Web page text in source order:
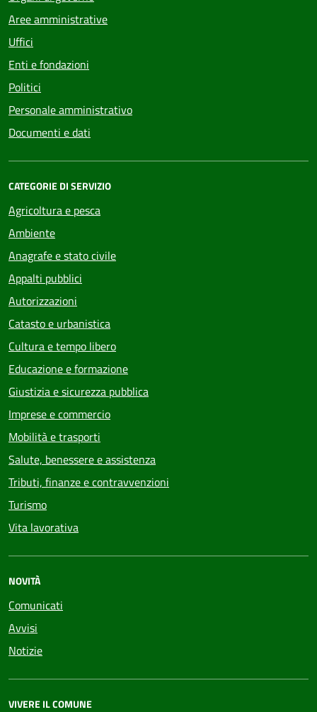
Aree amministrative
Uffici
Enti e fondazioni
Politici
Personale amministrativo
Documenti e dati
CATEGORIE DI SERVIZIO
Agricoltura e pesca
Ambiente
Anagrafe e stato civile
Appalti pubblici
Autorizzazioni
Catasto e urbanistica
Cultura e tempo libero
Educazione e formazione
Giustizia e sicurezza pubblica
Imprese e commercio
Mobilità e trasporti
Salute, benessere e assistenza
Tributi, finanze e contravvenzioni
Turismo
Vita lavorativa
NOVITÀ
Comunicati
Avvisi
Notizie
VIVERE IL COMUNE